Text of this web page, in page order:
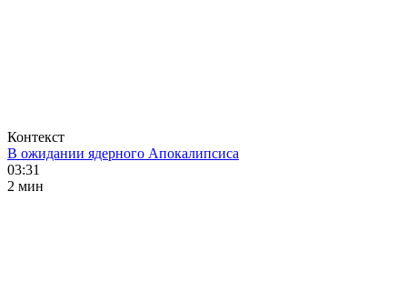
Контекст
В ожидании ядерного Апокалипсиса
03:31
2 мин